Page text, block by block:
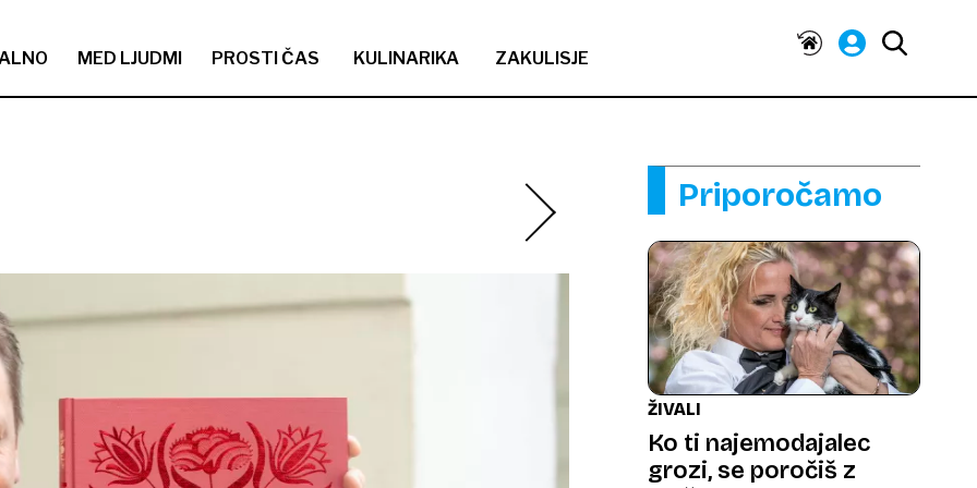
MED LJUDMI PROSTI ČAS KULINARIKA ZAKULISJE
Priporočamo
ŽIVALI
Ko ti najemodajalec
grozi, se poročiš z